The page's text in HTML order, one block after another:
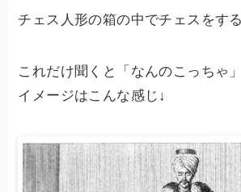
チェス人形の箱の中でチェスをす
これだけ聞くと「なんのこっちゃ
イメージはこんな感じ↓